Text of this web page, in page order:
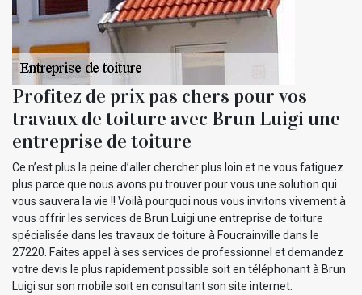
Profitez de prix pas chers pour vos
travaux de toiture avec Brun Luigi une
entreprise de toiture
Ce n’est plus la peine d’aller chercher plus loin et ne vous fatiguez
plus parce que nous avons pu trouver pour vous une solution qui
vous sauvera la vie !! Voilà pourquoi nous vous invitons vivement à
vous offrir les services de Brun Luigi une entreprise de toiture
spécialisée dans les travaux de toiture à Foucrainville dans le
27220. Faites appel à ses services de professionnel et demandez
votre devis le plus rapidement possible soit en téléphonant à Brun
Luigi sur son mobile soit en consultant son site internet.